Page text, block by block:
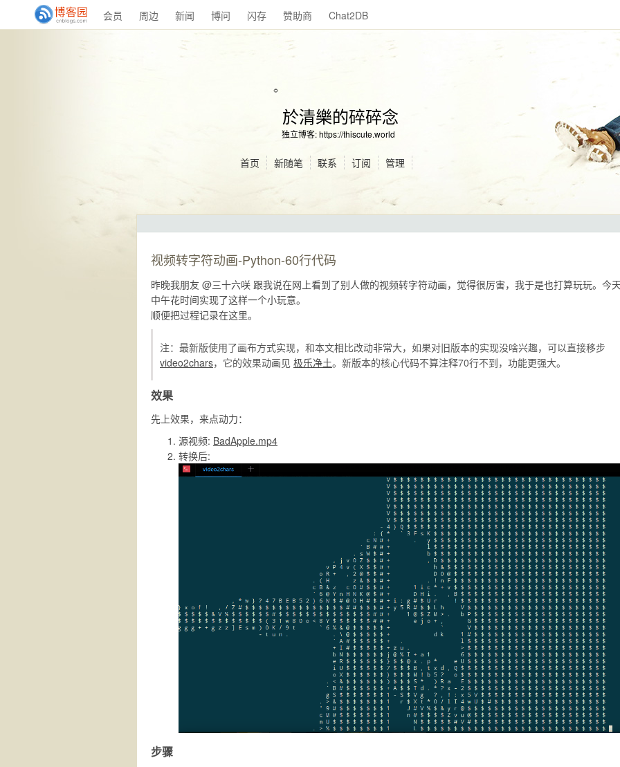
会员 周边 新闻 博问 闪存 赞助商 Chat2DB
於清樂的碎碎念
独立博客: https://thiscute.world
首页 新随笔 联系 订阅 管理
视频转字符动画-Python-60行代码
昨晚我朋友 @三十六咲 跟我说在网上看到了别人做的视频转字符动画，觉得很厉害，我于是也打算玩玩。今
中午花时间实现了这样一个小玩意。
顺便把过程记录在这里。
注：最新版使用了画布方式实现，和本文相比改动非常大，如果对旧版本的实现没啥兴趣，可以直接移步
video2chars，它的效果动画见 极乐净土。新版本的核心代码不算注释70行不到，功能更强大。
效果
先上效果，来点动力：
源视频: BadApple.mp4
转换后:
步骤